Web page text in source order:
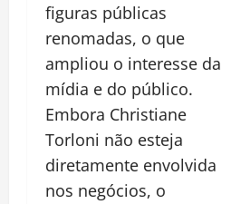
figuras públicas
renomadas, o que
ampliou o interesse da
mídia e do público.
Embora Christiane
Torloni não esteja
diretamente envolvida
nos negócios, o